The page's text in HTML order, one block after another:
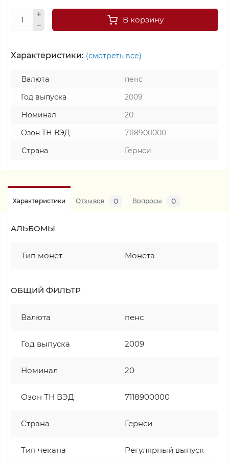
В корзину
Характеристики: (смотреть все)
Валюта
пенс
Год выпуска
2009
Номинал
20
Озон ТН ВЭД
7118900000
Страна
Гернси
Характеристики Отзывов 0 Вопросы 0
АЛЬБОМЫ
Тип монет Монета
ОБЩИЙ ФИЛЬТР
Валюта пенс
Год выпуска 2009
Номинал 20
Озон ТН ВЭД 7118900000
Страна Гернси
Тип чекана Регулярный выпуск